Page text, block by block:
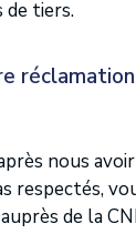
tiers.
nous
respectés,
de la